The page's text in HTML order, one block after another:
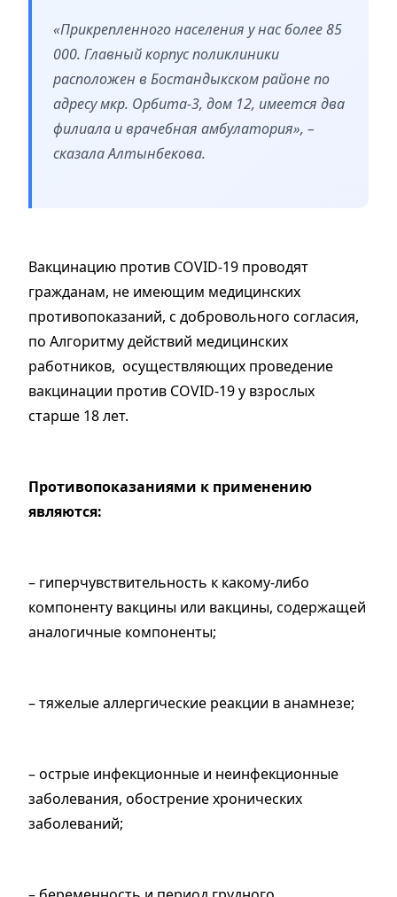
«Прикрепленного населения у нас более 85
000. Главный корпус поликлиники
расположен в Бостандыкском районе по
адресу мкр. Орбита-3, дом 12, имеется два
филиала и врачебная амбулатория», –
сказала Алтынбекова.
Вакцинацию против СОVID-19 проводят
гражданам, не имеющим медицинских
противопоказаний, с добровольного согласия,
по Алгоритму действий медицинских
работников, осуществляющих проведение
вакцинации против СОVID-19 у взрослых
старше 18 лет.
Противопоказаниями к применению
являются:
– гиперчувствительность к какому-либо
компоненту вакцины или вакцины, содержащей
аналогичные компоненты;
– тяжелые аллергические реакции в анамнезе;
– острые инфекционные и неинфекционные
заболевания, обострение хронических
заболеваний;